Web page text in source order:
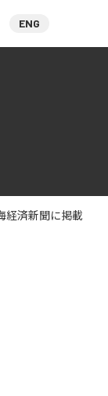
ENG
経済新聞に掲載